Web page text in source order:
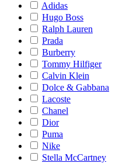
Adidas
Hugo Boss
Ralph Lauren
Prada
Burberry
Tommy Hilfiger
Calvin Klein
Dolce & Gabbana
Lacoste
Chanel
Dior
Puma
Nike
Stella McCartney